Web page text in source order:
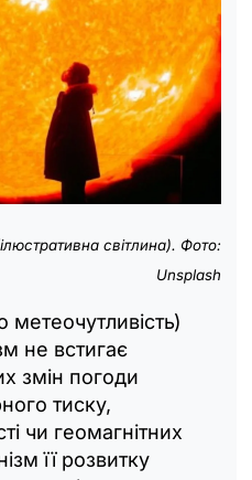
світлина). Фото:
Unsplash
не встигає
змін погоди
тиску,
чи геомагнітних
її розвитку